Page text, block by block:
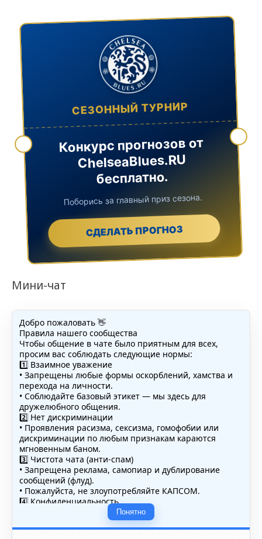
СЕЗОННЫЙ ТУРНИР
Конкурс прогнозов от
ChelseaBlues.RU
бесплатно.
Поборись за главный приз сезона.
СДЕЛАТЬ ПРОГНОЗ
Мини-чат
Добро пожаловать 👋
Правила нашего сообщества
Чтобы общение в чате было приятным для всех,
просим вас соблюдать следующие нормы:
1️⃣ Взаимное уважение
• Запрещены любые формы оскорблений, хамства и
перехода на личности.
• Соблюдайте базовый этикет — мы здесь для
дружелюбного общения.
2️⃣ Нет дискриминации
• Проявления расизма, сексизма, гомофобии или
дискриминации по любым признакам караются
мгновенным баном.
3️⃣ Чистота чата (анти-спам)
• Запрещена реклама, самопиар и дублирование
сообщений (флуд).
• Пожалуйста, не злоупотребляйте КАПСОМ.
4️⃣ Конфиденциальность
• Не публикуйте личные данные — свои или чужие
(телефоны, адреса, документы).
5️⃣ Уместность контента
Понятно